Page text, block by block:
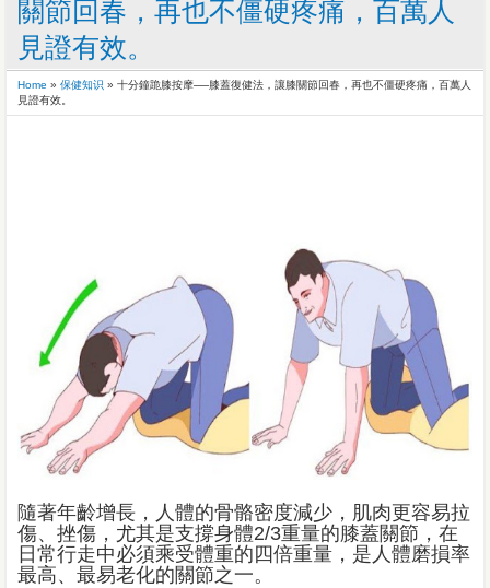
關節回春，再也不僵硬疼痛，百萬人
見證有效。
Home » 保健知识 » 十分鐘跪膝按摩──膝蓋復健法，讓膝關節回春，再也不僵硬疼痛，百萬人
見證有效。
隨著年齡增長，人體的骨骼密度減少，肌肉更容易拉
傷、挫傷，尤其是支撐身體2/3重量的膝蓋關節，在
日常行走中必須乘受體重的四倍重量，是人體磨損率
最高、最易老化的關節之一。